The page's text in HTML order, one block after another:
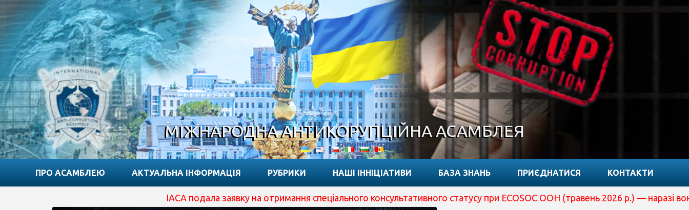
МІЖНАРОДНА АНТИКОРУПЦІЙНА АСАМБЛЕЯ
ПРО АСАМБЛЕЮ АКТУАЛЬНА ІНФОРМАЦІЯ РУБРИКИ НАШІ ІННІЦІАТИВИ БАЗА ЗНАНЬ ПРИЄДНАТИСЯ КОНТАКТИ
IACA подала заявку на отримання спеціального консультативного статусу при ECOSOC ООН (травень 2026 р.) — наразі вона